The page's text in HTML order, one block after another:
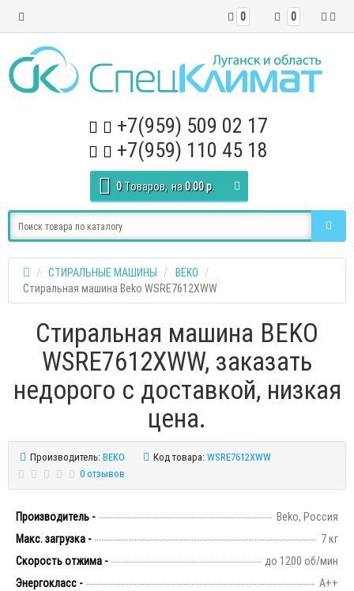
0
0
+7(959) 509 02 17
+7(959) 110 45 18
0 Tоваров, на0.00 р.
СТИРАЛЬНЫЕ МАШИНЫ
BEKO
Стиральная машина Beko WSRE7612XWW
Стиральная машина BEKO
WSRE7612XWW, заказать
недорого с доставкой, низкая
цена.
Производитель:BEKO Код товара:WSRE7612XWW
0 отзывов
Производитель -
Beko, Россия
Макс. загрузка -
7 кг
Скорость отжима -
до 1200 об/мин
Энергокласс -
А++